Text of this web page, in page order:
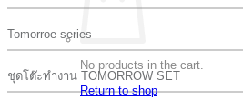
No products in the cart.
Return to shop
Tomorroe series
ชุดโต๊ะทำงาน TOMORROW SET